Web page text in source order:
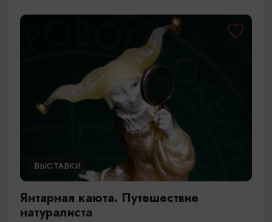
ВЫСТАВКИ
Янтарная каюта. Путешествие
натуралиста